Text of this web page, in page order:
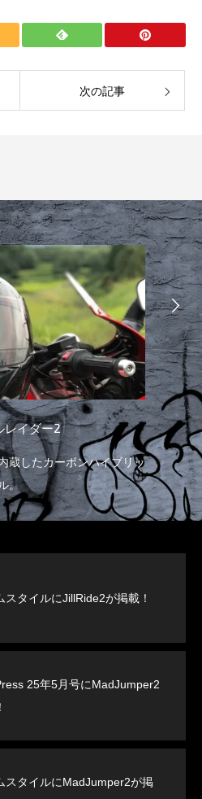
次の記事
レイダー2
蔵したカーボンハイブリッ
。
帽
イ
スタイルにJillRide2が掲載！
25年5月号にMadJumper2
スタイルにMadJumper2が掲